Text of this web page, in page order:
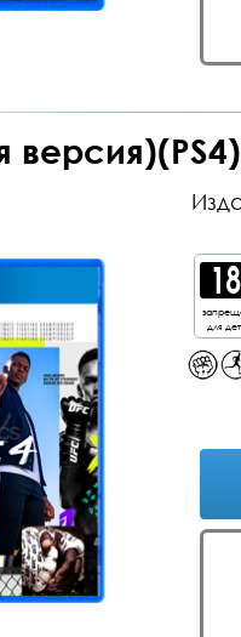
версия)(PS4)
для